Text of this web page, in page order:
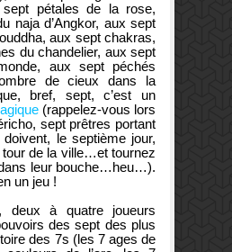
sept pétales de la rose,
naja d’Angkor, aux sept
aux sept chakras,
du chandelier, aux sept
aux sept péchés
de cieux dans la
bref, sept, c’est un
(rappelez-vous lors
sept prêtres portant
le septième jour,
de la ville…et tournez
leur bouche…heu…).
un jeu !
deux à quatre joueurs
des sept des plus
des 7s (les 7 ages de